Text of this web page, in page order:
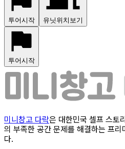
투어시작 유닛위치보기
투어시작
미니창고 다락은 대한민국 셀프 스토
의 부족한 공간 문제를 해결하는 프
다.